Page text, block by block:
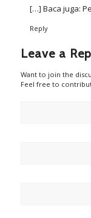
[…] Baca juga:
Reply
Leave a
Want to join the
Feel free to